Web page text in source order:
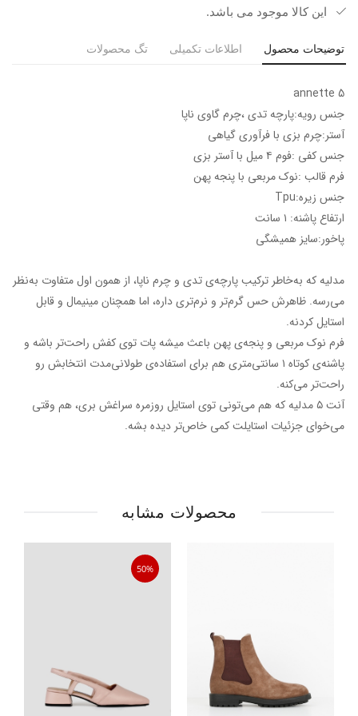
این کالا موجود می باشد.
توضیحات محصول اطلاعات تکمیلی تگ محصولات
annette 5
جنس رویه:پارچه تدی ،چرم گاوی ناپا
آستر:چرم بزی با فرآوری گیاهی
جنس کفی :فوم ۴ میل با آستر بزی
فرم قالب :نوک مربعی با پنجه پهن
جنس زیره:Tpu
ارتفاع پاشنه: ۱ سانت
پاخور:سایز همیشگی
مدلیه که به‌خاطر ترکیب پارچه‌ی تدی و چرم ناپا، از همون اول متفاوت به‌نظر
می‌رسه. ظاهرش حس گرم‌تر و نرم‌تری داره، اما همچنان مینیمال و قابل
استایل کردنه.
فرم نوک مربعی و پنجه‌ی پهن باعث میشه پات توی کفش راحت‌تر باشه و
پاشنه‌ی کوتاه ۱ سانتی‌متری هم برای استفاده‌ی طولانی‌مدت انتخابش رو
راحت‌تر می‌کنه.
آنت ۵ مدلیه که هم می‌تونی توی استایل روزمره سراغش بری، هم وقتی
می‌خوای جزئیات استایلت کمی خاص‌تر دیده بشه.
محصولات مشابه
50%